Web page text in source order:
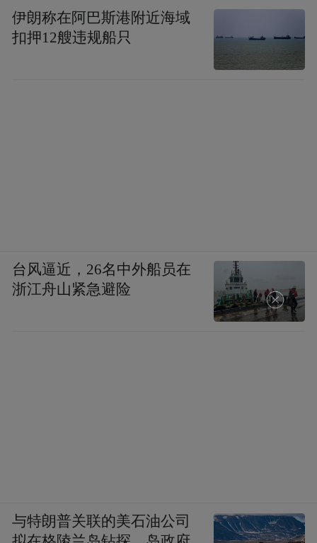
伊朗称在阿巴斯港附近海域
扣押12艘违规船只
台风逼近，26名中外船员在
浙江舟山紧急避险
与特朗普关联的美石油公司